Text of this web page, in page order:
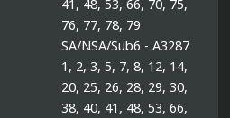
41, 48, 53, 66, 70, 75,
76, 77, 78, 79
SA/NSA/Sub6 - A3287
1, 2, 3, 5, 7, 8, 12, 14,
20, 25, 26, 28, 29, 30,
38, 40, 41, 48, 53, 66,